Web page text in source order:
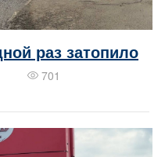
раз затопило
701